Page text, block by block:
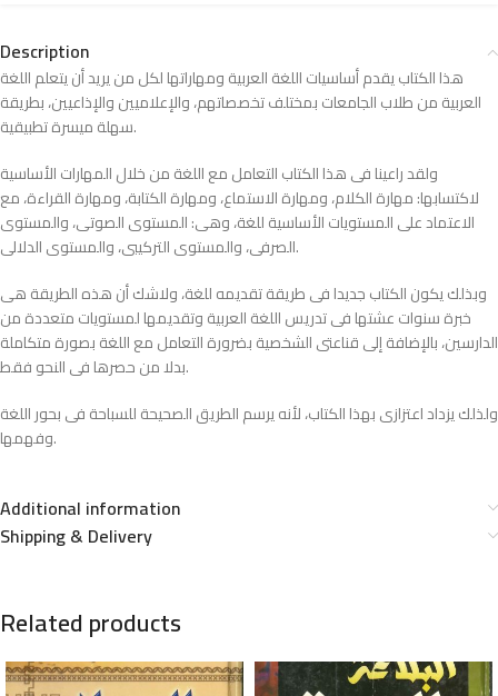
Description
هذا الكتاب يقدم أساسيات اللغة العربية ومهاراتها لكل من يريد أن يتعلم اللغة
العربية من طلاب الجامعات بمختلف تخصصاتهم، والإعلاميين والإذاعيين، بطريقة
سهلة ميسرة تطبيقية.
ولقد راعينا فى هذا الكتاب التعامل مع اللغة من خلال المهارات الأساسية
لاكتسابها: مهارة الكلام، ومهارة الاستماع، ومهارة الكتابة، ومهارة القراءة، مع
الاعتماد على المستويات الأساسية للغة، وهى: المستوى الصوتى، والمستوى
الصرفى، والمستوى التركيبى، والمستوى الدلالى.
وبذلك يكون الكتاب جديدا فى طريقة تقديمه للغة، ولاشك أن هذه الطريقة هى
خبرة سنوات عشتها فى تدريس اللغة العربية وتقديمها لمستويات متعددة من
الدارسين، بالإضافة إلى قناعتى الشخصية بضرورة التعامل مع اللغة بصورة متكاملة
بدلا من حصرها فى النحو فقط.
ولذلك يزداد اعتزازى بهذا الكتاب، لأنه يرسم الطريق الصحيحة للسباحة فى بحور اللغة
وفهمها.
Additional information
Shipping & Delivery
Related products